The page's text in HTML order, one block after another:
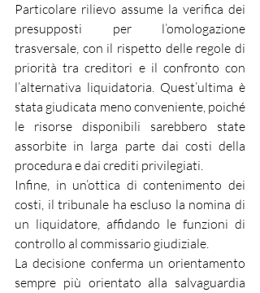
Particolare rilievo assume la verifica dei
presupposti per l’omologazione
trasversale, con il rispetto delle regole di
priorità tra creditori e il confronto con
l’alternativa liquidatoria. Quest’ultima è
stata giudicata meno conveniente, poiché
le risorse disponibili sarebbero state
assorbite in larga parte dai costi della
procedura e dai crediti privilegiati.
Infine, in un’ottica di contenimento dei
costi, il tribunale ha escluso la nomina di
un liquidatore, affidando le funzioni di
controllo al commissario giudiziale.
La decisione conferma un orientamento
sempre più orientato alla salvaguardia